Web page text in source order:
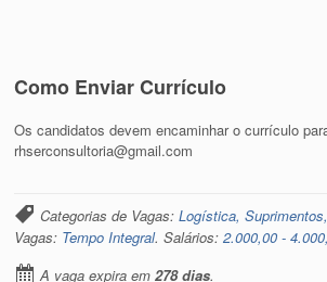
Como Enviar Currículo
Os candidatos devem encaminhar o currículo
rhserconsultoria@gmail.com
Categorias de Vagas:Logística,
Vagas: Tempo Integral. Salários:2.000,00 -
A vaga expira em278 dias.